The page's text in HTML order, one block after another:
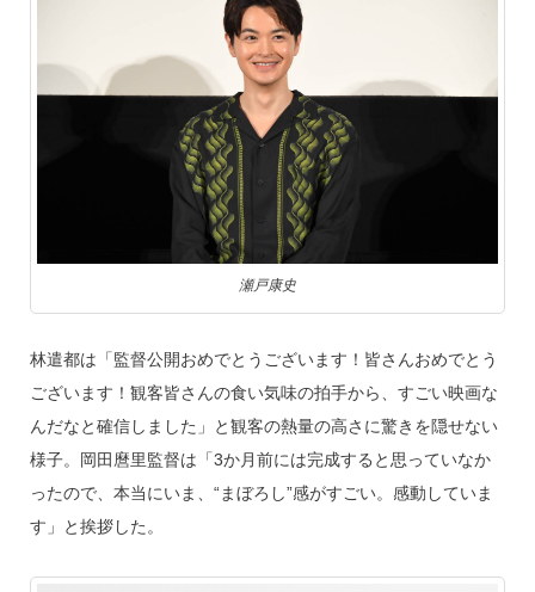
瀬戸康史
林遣都は「監督公開おめでとうございます！皆さんおめでとう
ございます！観客皆さんの食い気味の拍手から、すごい映画な
んだなと確信しました」と観客の熱量の高さに驚きを隠せない
様子。岡田麿里監督は「3か月前には完成すると思っていなか
ったので、本当にいま、“まぼろし”感がすごい。感動していま
す」と挨拶した。